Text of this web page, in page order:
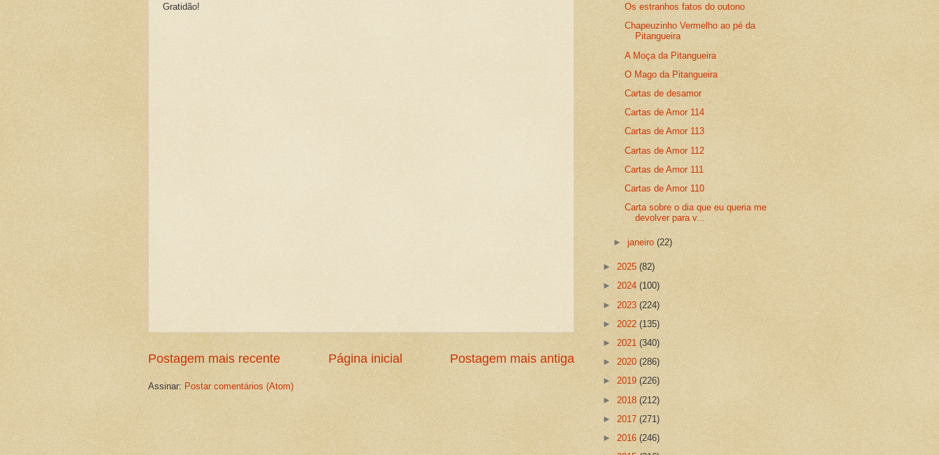
Gratidão!
Postagem mais recente Postagem mais antiga
Página inicial
Assinar: Postar comentários (Atom)
Os estranhos fatos do outono
Chapeuzinho Vermelho ao pé da
Pitangueira
A Moça da Pitangueira
O Mago da Pitangueira
Cartas de desamor
Cartas de Amor 114
Cartas de Amor 113
Cartas de Amor 112
Cartas de Amor 111
Cartas de Amor 110
Carta sobre o dia que eu queria me
devolver para v...
►janeiro(22)
► 2025 (82)
► 2024 (100)
► 2023 (224)
► 2022 (135)
► 2021 (340)
► 2020 (286)
► 2019 (226)
► 2018 (212)
► 2017 (271)
► 2016 (246)